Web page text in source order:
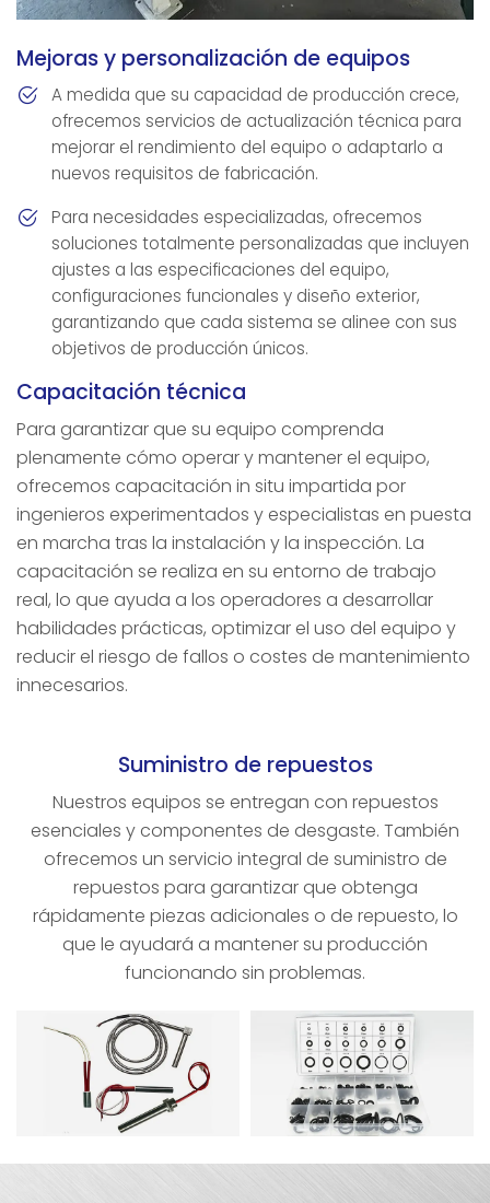
Mejoras y personalización de equipos
A medida que su capacidad de producción crece,
ofrecemos servicios de actualización técnica para
mejorar el rendimiento del equipo o adaptarlo a
nuevos requisitos de fabricación.
Para necesidades especializadas, ofrecemos
soluciones totalmente personalizadas que incluyen
ajustes a las especificaciones del equipo,
configuraciones funcionales y diseño exterior,
garantizando que cada sistema se alinee con sus
objetivos de producción únicos.
Capacitación técnica
Para garantizar que su equipo comprenda
plenamente cómo operar y mantener el equipo,
ofrecemos capacitación in situ impartida por
ingenieros experimentados y especialistas en puesta
en marcha tras la instalación y la inspección. La
capacitación se realiza en su entorno de trabajo
real, lo que ayuda a los operadores a desarrollar
habilidades prácticas, optimizar el uso del equipo y
reducir el riesgo de fallos o costes de mantenimiento
innecesarios.
Suministro de repuestos
Nuestros equipos se entregan con repuestos
esenciales y componentes de desgaste. También
ofrecemos un servicio integral de suministro de
repuestos para garantizar que obtenga
rápidamente piezas adicionales o de repuesto, lo
que le ayudará a mantener su producción
funcionando sin problemas.